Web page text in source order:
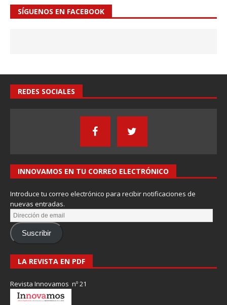
SÍGUENOS EN FACEBOOK
REDES SOCIALES
INNOVAMOS EN TU CORREO ELECTRÓNICO
Introduce tu correo electrónico para recibir notificaciones de
nuevas entradas.
Suscribir
LA REVISTA EN PDF
Revista Innovamos nº 21